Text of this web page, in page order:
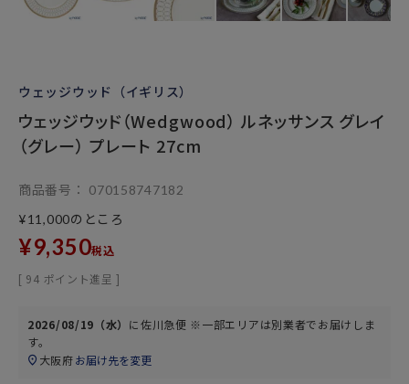
ウェッジウッド（イギリス）
ウェッジウッド（Wedgwood） ルネッサンス グレイ
（グレー） プレート 27cm
商品番号
070158747182
¥11,000のところ
¥9,350税込
[ 94 ポイント進呈 ]
2026/08/19（水） に佐川急便 ※一部エリアは別業者でお届けしま
す。
大阪府お届け先を変更